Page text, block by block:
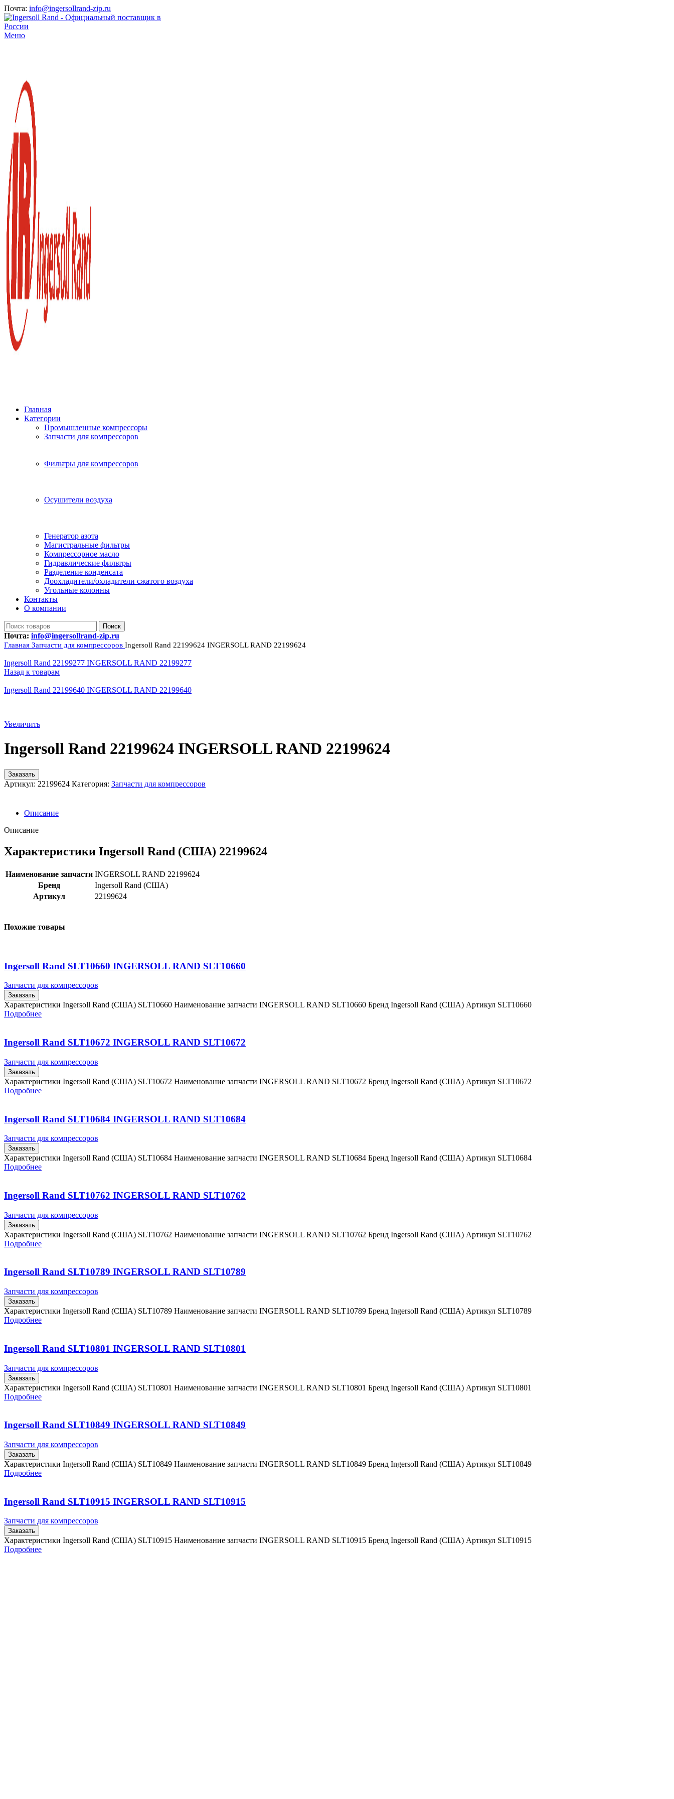
Почта: info@ingersollrand-zip.ru
Меню
Главная
Категории
Промышленные компрессоры
Запчасти для компрессоров
Фильтры для компрессоров
Осушители воздуха
Генератор азота
Магистральные фильтры
Компрессорное масло
Гидравлические фильтры
Разделение конденсата
Доохладители/охладители сжатого воздуха
Угольные колонны
Контакты
О компании
Поиск
Почта: info@ingersollrand-zip.ru
Главная Запчасти для компрессоров Ingersoll Rand 22199624 INGERSOLL RAND 22199624
Ingersoll Rand 22199277 INGERSOLL RAND 22199277
Назад к товарам
Ingersoll Rand 22199640 INGERSOLL RAND 22199640
Увеличить
Ingersoll Rand 22199624 INGERSOLL RAND 22199624
Заказать
Артикул: 22199624 Категория: Запчасти для компрессоров
Описание
Описание
Характеристики Ingersoll Rand (США) 22199624
Наименование запчасти INGERSOLL RAND 22199624
Бренд
Ingersoll Rand (США)
Артикул
22199624
Похожие товары
Ingersoll Rand SLT10660 INGERSOLL RAND SLT10660
Запчасти для компрессоров
Заказать
Характеристики Ingersoll Rand (США) SLT10660 Наименование запчасти INGERSOLL RAND SLT10660 Бренд Ingersoll Rand (США) Артикул SLT10660
Подробнее
Ingersoll Rand SLT10672 INGERSOLL RAND SLT10672
Запчасти для компрессоров
Заказать
Характеристики Ingersoll Rand (США) SLT10672 Наименование запчасти INGERSOLL RAND SLT10672 Бренд Ingersoll Rand (США) Артикул SLT10672
Подробнее
Ingersoll Rand SLT10684 INGERSOLL RAND SLT10684
Запчасти для компрессоров
Заказать
Характеристики Ingersoll Rand (США) SLT10684 Наименование запчасти INGERSOLL RAND SLT10684 Бренд Ingersoll Rand (США) Артикул SLT10684
Подробнее
Ingersoll Rand SLT10762 INGERSOLL RAND SLT10762
Запчасти для компрессоров
Заказать
Характеристики Ingersoll Rand (США) SLT10762 Наименование запчасти INGERSOLL RAND SLT10762 Бренд Ingersoll Rand (США) Артикул SLT10762
Подробнее
Ingersoll Rand SLT10789 INGERSOLL RAND SLT10789
Запчасти для компрессоров
Заказать
Характеристики Ingersoll Rand (США) SLT10789 Наименование запчасти INGERSOLL RAND SLT10789 Бренд Ingersoll Rand (США) Артикул SLT10789
Подробнее
Ingersoll Rand SLT10801 INGERSOLL RAND SLT10801
Запчасти для компрессоров
Заказать
Характеристики Ingersoll Rand (США) SLT10801 Наименование запчасти INGERSOLL RAND SLT10801 Бренд Ingersoll Rand (США) Артикул SLT10801
Подробнее
Ingersoll Rand SLT10849 INGERSOLL RAND SLT10849
Запчасти для компрессоров
Заказать
Характеристики Ingersoll Rand (США) SLT10849 Наименование запчасти INGERSOLL RAND SLT10849 Бренд Ingersoll Rand (США) Артикул SLT10849
Подробнее
Ingersoll Rand SLT10915 INGERSOLL RAND SLT10915
Запчасти для компрессоров
Заказать
Характеристики Ingersoll Rand (США) SLT10915 Наименование запчасти INGERSOLL RAND SLT10915 Бренд Ingersoll Rand (США) Артикул SLT10915
Подробнее